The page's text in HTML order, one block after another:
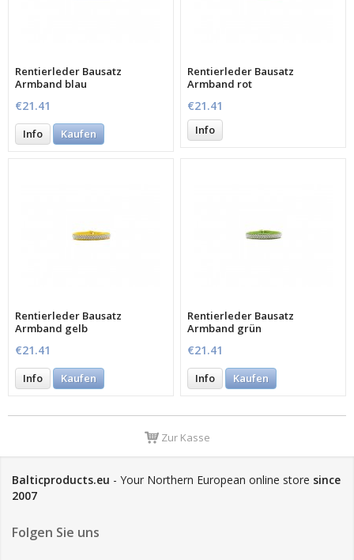
Rentierleder Bausatz
Armband blau
€21.41
Info Kaufen
Rentierleder Bausatz
Armband rot
€21.41
Info
Rentierleder Bausatz
Armband gelb
€21.41
Info Kaufen
Rentierleder Bausatz
Armband grün
€21.41
Info Kaufen
Zur Kasse
Balticproducts.eu - Your Northern European online store since
2007
Folgen Sie uns